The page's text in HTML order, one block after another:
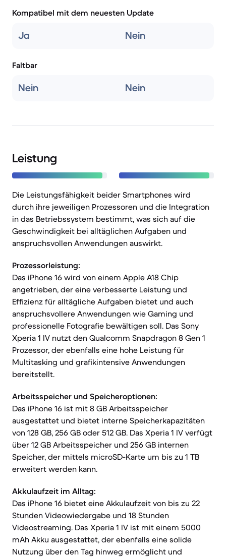
Kompatibel mit dem neuesten Update
Ja Nein
Faltbar
Nein Nein
Leistung
Die Leistungsfähigkeit beider Smartphones wird
durch ihre jeweiligen Prozessoren und die Integration
in das Betriebssystem bestimmt, was sich auf die
Geschwindigkeit bei alltäglichen Aufgaben und
anspruchsvollen Anwendungen auswirkt.
Prozessorleistung:
Das iPhone 16 wird von einem Apple A18 Chip
angetrieben, der eine verbesserte Leistung und
Effizienz für alltägliche Aufgaben bietet und auch
anspruchsvollere Anwendungen wie Gaming und
professionelle Fotografie bewältigen soll. Das Sony
Xperia 1 IV nutzt den Qualcomm Snapdragon 8 Gen 1
Prozessor, der ebenfalls eine hohe Leistung für
Multitasking und grafikintensive Anwendungen
bereitstellt.
Arbeitsspeicher und Speicheroptionen:
Das iPhone 16 ist mit 8 GB Arbeitsspeicher
ausgestattet und bietet interne Speicherkapazitäten
von 128 GB, 256 GB oder 512 GB. Das Xperia 1 IV verfügt
über 12 GB Arbeitsspeicher und 256 GB internen
Speicher, der mittels microSD-Karte um bis zu 1 TB
erweitert werden kann.
Akkulaufzeit im Alltag:
Das iPhone 16 bietet eine Akkulaufzeit von bis zu 22
Stunden Videowiedergabe und 18 Stunden
Videostreaming. Das Xperia 1 IV ist mit einem 5000
mAh Akku ausgestattet, der ebenfalls eine solide
Nutzung über den Tag hinweg ermöglicht und